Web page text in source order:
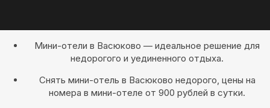
Мини-отели в Васюково — идеальное решение для
недорогого и уединенного отдыха.
Снять мини-отель в Васюково недорого, цены на
номера в мини-отеле от 900 рублей в сутки.